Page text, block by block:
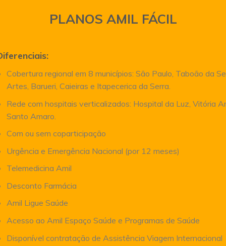
PLANOS AMIL FÁCIL
Cobertura regional em 8 municípios: São Paulo, Taboão da
Artes, Barueri, Caieiras e Itapecerica da Serra.
Rede com hospitais verticalizados: Hospital da Luz, Vitória
Santo Amaro.
Com ou sem coparticipação
Urgência e Emergência Nacional (por 12 meses)
Telemedicina Amil
Desconto Farmácia
Amil Ligue Saúde
Acesso ao Amil Espaço Saúde e Programas de Saúde
Disponível contratação de Assistência Viagem Internacional